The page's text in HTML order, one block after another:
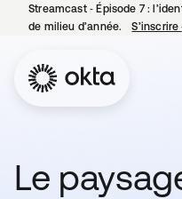
Streamcast ‑ Épisode 7 :
de milieu d’année.
S’inscrire
Le